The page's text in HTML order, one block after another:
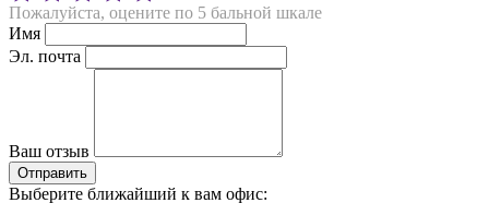
Пожалуйста, оцените по 5 бальной шкале
Имя
Эл. почта
Ваш отзыв
Выберите ближайший к вам офис: